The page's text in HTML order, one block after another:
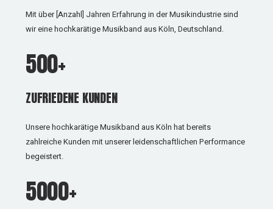
Mit über [Anzahl] Jahren Erfahrung in der Musikindustrie sind
wir eine hochkarätige Musikband aus Köln, Deutschland.
500+
ZUFRIEDENE KUNDEN
Unsere hochkarätige Musikband aus Köln hat bereits
zahlreiche Kunden mit unserer leidenschaftlichen Performance
begeistert.
5000+